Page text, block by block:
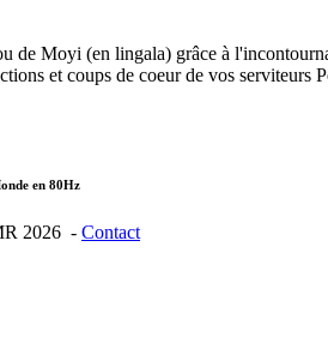
de Moyi (en lingala) grâce à
et coups de coeur de vos serviteurs
en 80Hz
2026 - Contact